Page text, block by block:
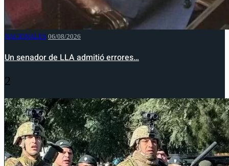
NACIONALES 06/08/2026
Un senador de LLA admitió errores…
2